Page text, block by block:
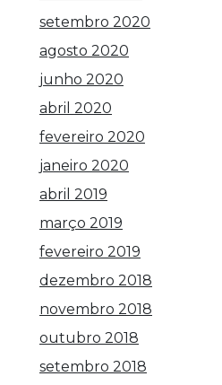
setembro 2020
agosto 2020
junho 2020
abril 2020
fevereiro 2020
janeiro 2020
abril 2019
março 2019
fevereiro 2019
dezembro 2018
novembro 2018
outubro 2018
setembro 2018